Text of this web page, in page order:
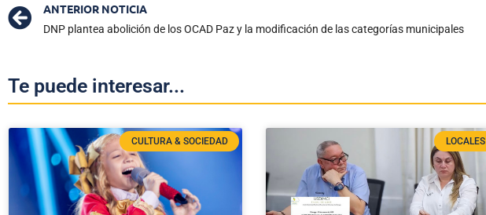
ANTERIOR NOTICIA
DNP plantea abolición de los OCAD Paz y la modificación de las categorías municipales
Te puede interesar...
CULTURA & SOCIEDAD LOCALES